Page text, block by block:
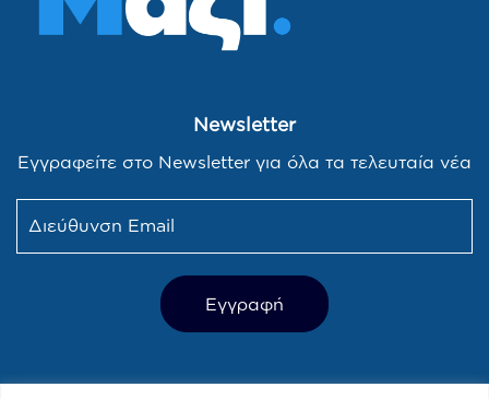
Newsletter
Εγγραφείτε στο Newsletter για όλα τα τελευταία νέα